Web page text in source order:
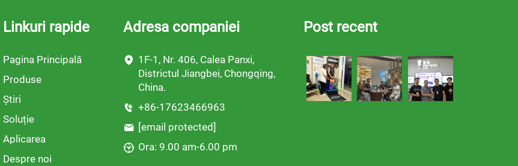
Linkuri rapide
Pagina Principală
Produse
Știri
Soluție
Aplicarea
Despre noi
Adresa companiei
1F-1, Nr. 406, Calea Panxi,
Districtul Jiangbei, Chongqing,
China.
+86-17623466963
[email protected]
Ora: 9.00 am-6.00 pm
Post recent